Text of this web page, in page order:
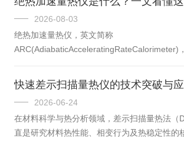
2026-08-03
绝热加速量热仪，英文简称
ARC(AdiabaticAcceleratingRateCalorimeter)
测“吸收或放出了多少热”，而是把样品放进一
腔里，看着反应自己“越烧越热”，直到温度、
为它能把热失控从萌芽到爆发的全过程记录下
作“热失控显微镜”——看的不是放大后的形貌
行为。以杭州仰仪科技的TAC-500A为例，这
快速差示扫描量热仪的技术突破与
2026-06-24
在材料科学与热分析领域，差示扫描量热法（
直是研究材料热性能、相变行为及热稳定性的